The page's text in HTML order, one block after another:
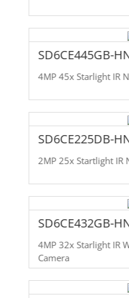
SD6CE445GB-
4MP 45x Starlight IR
SD6CE225DB-
2MP 25x Startlight IR
SD6CE432GB-
4MP 32x Starlight IR
Camera